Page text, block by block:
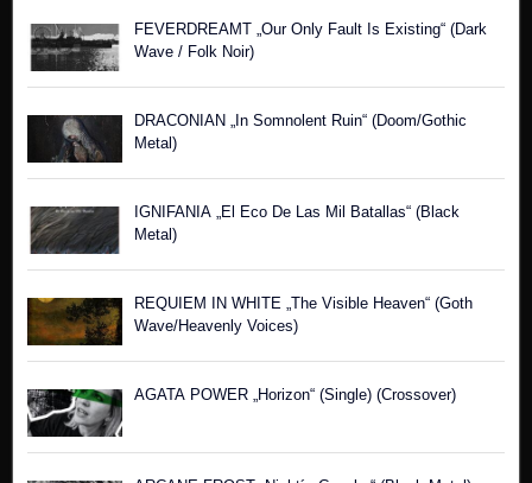
FEVERDREAMT „Our Only Fault Is Existing“ (Dark
Wave / Folk Noir)
DRACONIAN „In Somnolent Ruin“ (Doom/Gothic
Metal)
IGNIFANIA „El Eco De Las Mil Batallas“ (Black
Metal)
REQUIEM IN WHITE „The Visible Heaven“ (Goth
Wave/Heavenly Voices)
AGATA POWER „Horizon“ (Single) (Crossover)